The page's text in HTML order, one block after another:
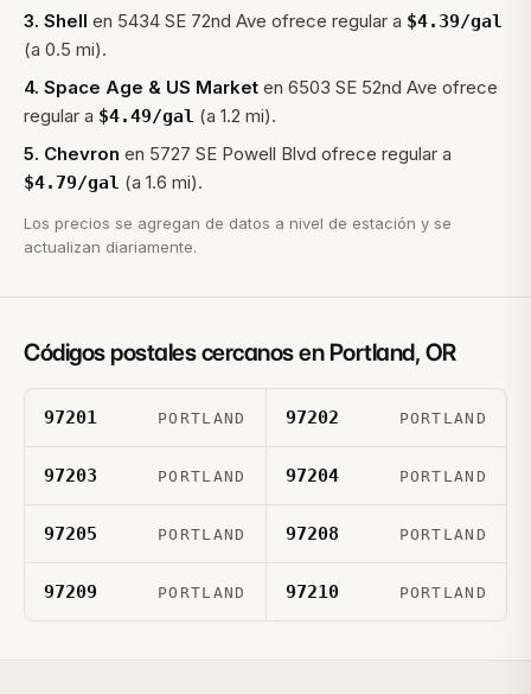
3. Shell en 5434 SE 72nd Ave ofrece regular a $4.39/gal
(a 0.5 mi).
4. Space Age & US Market en 6503 SE 52nd Ave ofrece
regular a $4.49/gal (a 1.2 mi).
5. Chevron en 5727 SE Powell Blvd ofrece regular a
$4.79/gal (a 1.6 mi).
Los precios se agregan de datos a nivel de estación y se
actualizan diariamente.
Códigos postales cercanos en Portland, OR
97201 PORTLAND 97202 PORTLAND
97203 PORTLAND 97204 PORTLAND
97205 PORTLAND 97208 PORTLAND
97209 PORTLAND 97210 PORTLAND